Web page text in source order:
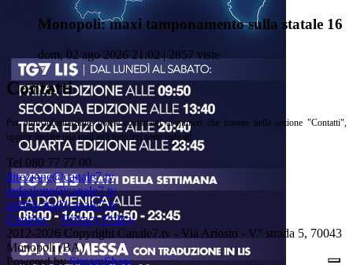
Monopoli: maxi tamponamento sulla statale 16
dom, 02 ago 2026 21:02 | 2857 viste
Contatti
Per ogni informazione potete contattarci ai numeri che trovate nella sezione "Contatti",
oppure inviare una mail agli indirizzi sotto indicati
Tel 080 77 77 00
direzione@canale7.tv
redazione@canale7.tv
pubblicita@canale7.tv
Cookies
Privacy Policy
2012-2026 Copyright Canale7.tv - Via Ariosto - V° strada 5, 70043
Monopoli (BA)
Powered byStreamShow